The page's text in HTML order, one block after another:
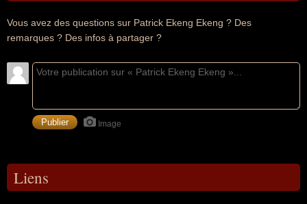
Vous avez des questions sur Patrick Ekeng Ekeng ? Des
remarques ? Des infos à partager ?
Image
Liens